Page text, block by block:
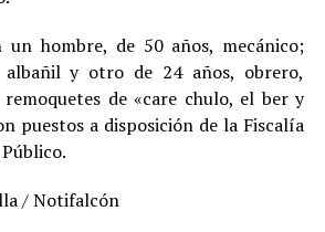
un hombre, de 50 años, mecánico;
y otro de 24 años, obrero,
de «care chulo, el ber y
puestos a disposición de la Fiscalía
/ Notifalcón